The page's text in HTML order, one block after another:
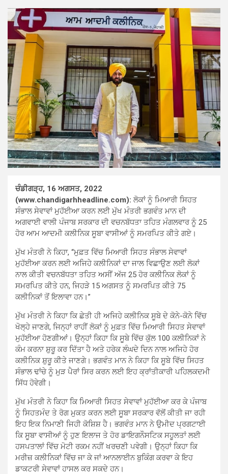
ਚੰਡੀਗੜ੍ਹ, 16 ਅਗਸਤ, 2022
(www.chandigarhheadline.com): ਲੋਕਾਂ ਨੂੰ ਮਿਆਰੀ ਸਿਹਤ
ਸੰਭਾਲ ਸੇਵਾਵਾਂ ਮੁਹੱਈਆ ਕਰਨ ਲਈ ਮੁੱਖ ਮੰਤਰੀ ਭਗਵੰਤ ਮਾਨ ਦੀ
ਅਗਵਾਈ ਵਾਲੀ ਪੰਜਾਬ ਸਰਕਾਰ ਦੀ ਵਚਨਬੱਧਤਾ ਤਹਿਤ ਮੰਗਲਵਾਰ ਨੂੰ 25
ਹੋਰ ਆਮ ਆਦਮੀ ਕਲੀਨਿਕ ਸੂਬਾ ਵਾਸੀਆਂ ਨੂੰ ਸਮਰਪਿਤ ਕੀਤੇ ਗਏ।
ਮੁੱਖ ਮੰਤਰੀ ਨੇ ਕਿਹਾ, ‘‘ਮੁਫ਼ਤ ਵਿੱਚ ਮਿਆਰੀ ਸਿਹਤ ਸੰਭਾਲ ਸੇਵਾਵਾਂ
ਮੁਹੱਈਆ ਕਰਨ ਲਈ ਅਜਿਹੇ ਕਲੀਨਿਕਾਂ ਦਾ ਜਾਲ ਵਿਛਾਉਣ ਲਈ ਲੋਕਾਂ
ਨਾਲ ਕੀਤੀ ਵਚਨਬੱਧਤਾ ਤਹਿਤ ਅਸੀਂ ਅੱਜ 25 ਹੋਰ ਕਲੀਨਿਕ ਲੋਕਾਂ ਨੂੰ
ਸਮਰਪਿਤ ਕੀਤੇ ਹਨ, ਜਿਹੜੇ 15 ਅਗਸਤ ਨੂੰ ਸਮਰਪਿਤ ਕੀਤੇ 75
ਕਲੀਨਿਕਾਂ ਤੋਂ ਇਲਾਵਾ ਹਨ।”
ਮੁੱਖ ਮੰਤਰੀ ਨੇ ਕਿਹਾ ਕਿ ਛੇਤੀ ਹੀ ਅਜਿਹੇ ਕਲੀਨਿਕ ਸੂਬੇ ਦੇ ਕੋਨੇ-ਕੋਨੇ ਵਿੱਚ
ਖੋਲ੍ਹੇ ਜਾਣਗੇ, ਜਿਨ੍ਹਾਂ ਰਾਹੀਂ ਲੋਕਾਂ ਨੂੰ ਮੁਫ਼ਤ ਵਿੱਚ ਮਿਆਰੀ ਸਿਹਤ ਸੇਵਾਵਾਂ
ਮੁਹੱਈਆ ਹੋਣਗੀਆਂ। ਉਨ੍ਹਾਂ ਕਿਹਾ ਕਿ ਸੂਬੇ ਵਿੱਚ ਕੁੱਲ 100 ਕਲੀਨਿਕਾਂ ਨੇ
ਕੰਮ ਕਰਨਾ ਸ਼ੁਰੂ ਕਰ ਦਿੱਤਾ ਹੈ ਅਤੇ ਹਰੇਕ ਲੰਘਦੇ ਦਿਨ ਨਾਲ ਅਜਿਹੇ ਹੋਰ
ਕਲੀਨਿਕ ਸ਼ੁਰੂ ਕੀਤੇ ਜਾਣਗੇ। ਭਗਵੰਤ ਮਾਨ ਨੇ ਕਿਹਾ ਕਿ ਸੂਬੇ ਵਿੱਚ ਸਿਹਤ
ਸੰਭਾਲ ਢਾਂਚੇ ਨੂੰ ਮੁੜ ਪੈਰਾਂ ਸਿਰ ਕਰਨ ਲਈ ਇਹ ਕ੍ਰਾਂਤੀਕਾਰੀ ਪਹਿਲਕਦਮੀ
ਸਿੱਧ ਹੋਵੇਗੀ।
ਮੁੱਖ ਮੰਤਰੀ ਨੇ ਕਿਹਾ ਕਿ ਮਿਆਰੀ ਸਿਹਤ ਸੇਵਾਵਾਂ ਮੁਹੱਈਆ ਕਰ ਕੇ ਪੰਜਾਬ
ਨੂੰ ਸਿਹਤਮੰਦ ਤੇ ਰੋਗ ਮੁਕਤ ਕਰਨ ਲਈ ਸੂਬਾ ਸਰਕਾਰ ਵੱਲੋਂ ਕੀਤੀ ਜਾ ਰਹੀ
ਇਹ ਇਕ ਨਿਮਾਣੀ ਜਿਹੀ ਕੋਸ਼ਿਸ਼ ਹੈ। ਭਗਵੰਤ ਮਾਨ ਨੇ ਉਮੀਦ ਪ੍ਰਗਟਾਈ
ਕਿ ਸੂਬਾ ਵਾਸੀਆਂ ਨੂੰ ਹੁਣ ਇਲਾਜ ਤੇ ਹੋਰ ਡਾਇਗਨੌਸਟਿਕ ਸਹੂਲਤਾਂ ਲਈ
ਹਸਪਤਾਲਾਂ ਵਿੱਚ ਮੋਟੀ ਰਕਮ ਨਹੀਂ ਖਰਚਣੀ ਪਵੇਗੀ। ਉਨ੍ਹਾਂ ਕਿਹਾ ਕਿ
ਮਰੀਜ਼ ਕਲੀਨਿਕਾਂ ਵਿੱਚ ਜਾ ਕੇ ਜਾਂ ਆਨਲਾਈਨ ਬੁਕਿੰਗ ਕਰਵਾ ਕੇ ਇਹ
ਡਾਕਟਰੀ ਸੇਵਾਵਾਂ ਹਾਸਲ ਕਰ ਸਕਦੇ ਹਨ।